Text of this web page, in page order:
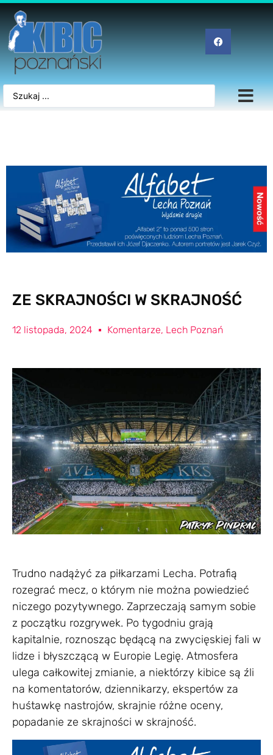
ZE SKRAJNOŚCI W SKRAJNOŚĆ
12 listopada, 2024 Komentarze, Lech Poznań
Trudno nadążyć za piłkarzami Lecha. Potrafią
rozegrać mecz, o którym nie można powiedzieć
niczego pozytywnego. Zaprzeczają samym sobie
z początku rozgrywek. Po tygodniu grają
kapitalnie, roznosząc będącą na zwycięskiej fali w
lidze i błyszczącą w Europie Legię. Atmosfera
ulega całkowitej zmianie, a niektórzy kibice są źli
na komentatorów, dziennikarzy, ekspertów za
huśtawkę nastrojów, skrajnie różne oceny,
popadanie ze skrajności w skrajność.